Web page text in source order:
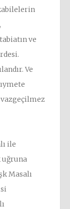
ve
Ve
ile
uğruna
Masalı